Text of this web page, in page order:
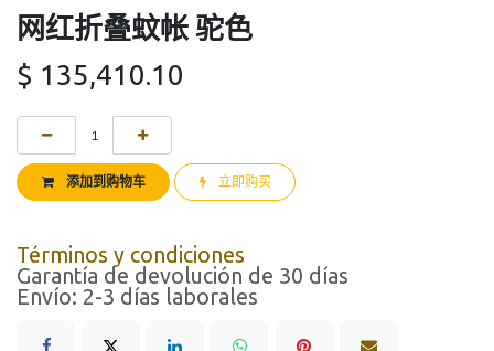
网红折叠蚊帐 驼色
$ 135,410.10
添加到购物车 立即购买
Términos y condiciones
Garantía de devolución de 30 días
Envío: 2-3 días laborales